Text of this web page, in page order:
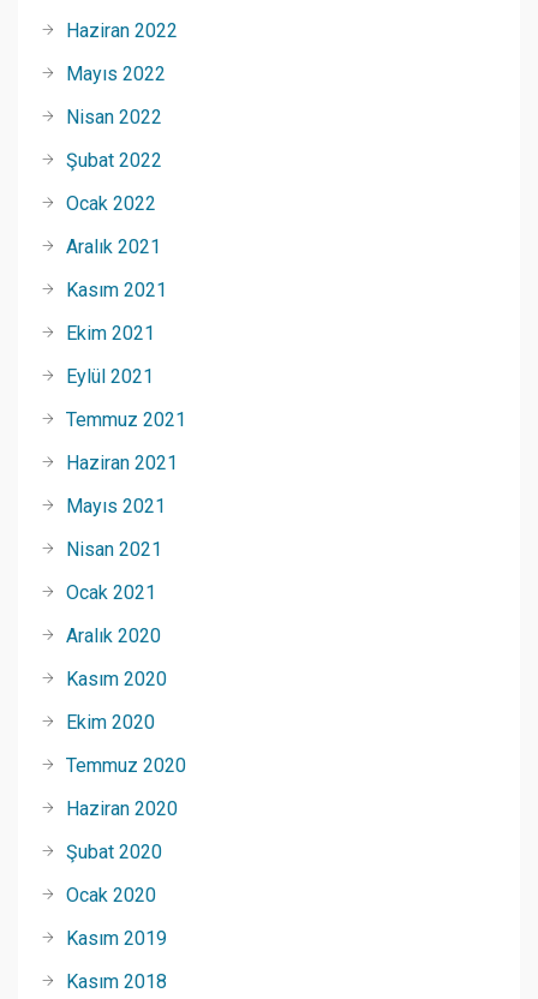
Haziran 2022
Mayıs 2022
Nisan 2022
Şubat 2022
Ocak 2022
Aralık 2021
Kasım 2021
Ekim 2021
Eylül 2021
Temmuz 2021
Haziran 2021
Mayıs 2021
Nisan 2021
Ocak 2021
Aralık 2020
Kasım 2020
Ekim 2020
Temmuz 2020
Haziran 2020
Şubat 2020
Ocak 2020
Kasım 2019
Kasım 2018